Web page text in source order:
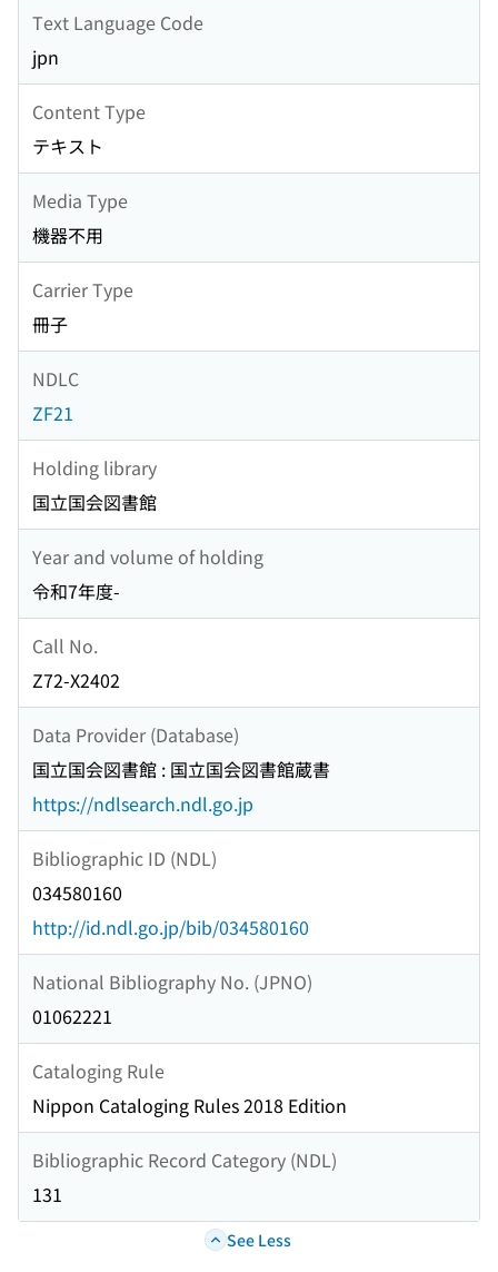
Text Language Code
jpn
Content Type
テキスト
Media Type
機器不用
Carrier Type
冊子
NDLC
ZF21
Holding library
国立国会図書館
Year and volume of holding
令和7年度-
Call No.
Z72-X2402
Data Provider (Database)
国立国会図書館 : 国立国会図書館蔵書
https://ndlsearch.ndl.go.jp
Bibliographic ID (NDL)
034580160
http://id.ndl.go.jp/bib/034580160
National Bibliography No. (JPNO)
01062221
Cataloging Rule
Nippon Cataloging Rules 2018 Edition
Bibliographic Record Category (NDL)
131
See Less